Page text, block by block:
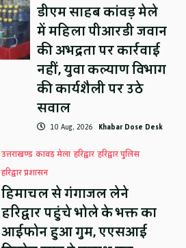
डीएम साहब कांवड़ मेले
में महिला पीआरडी जवान
की अभद्रता पर कार्रवाई
नहीं, युवा कल्याण विभाग
की कार्यशैली पर उठे
सवाल
10 Aug, 2026 Khabar Dose Desk
उत्तराखण्ड कावड़ मेला हरिद्वार हरिद्वार पुलिस
हरिद्वार प्रशासन
हिमाचल से गंगाजल लेने
हरिद्वार पहुंचे भोले के भक्त का
आईफोन हुआ गुम, एएसआई